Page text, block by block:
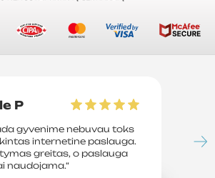
P
gyvenime nebuvau toks
internetine paslauga.
greitas, o paslauga
naudojama.“